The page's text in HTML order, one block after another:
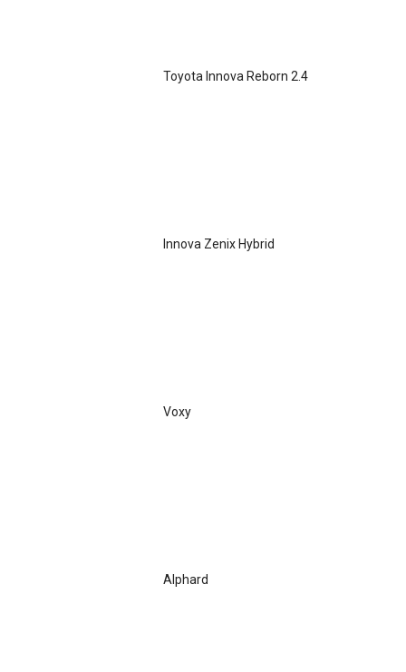
Toyota Innova Reborn 2.4
Innova Zenix Hybrid
Voxy
Alphard